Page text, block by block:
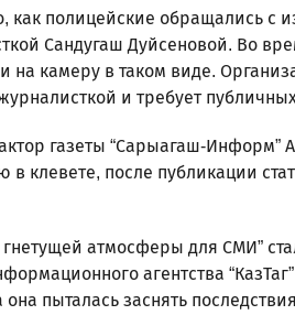
как полицейские обращались с
Сандугаш Дуйсеновой. Во
на камеру в таком виде.
и требует
газеты “Сарыагаш-Информ”
клевете, после публикации
атмосферы для СМИ”
агентства
пыталась заснять